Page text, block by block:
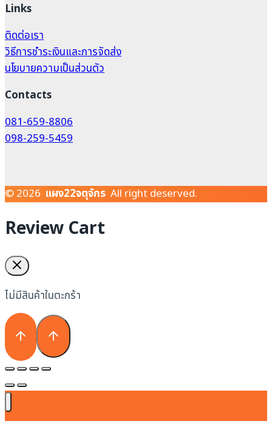
Links
ติดต่อเรา
วิธีการชำระเงินและการจัดส่ง
นโยบายความเป็นส่วนตัว
Contacts
081-659-8806
098-259-5459
© 2026 แผง22จตุจักร All right deserved.
Review Cart
ไม่มีสินค้าในตะกร้า